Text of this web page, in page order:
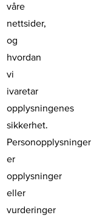
våre
nettsider,
og
hvordan
vi
ivaretar
opplysningenes
sikkerhet.
Personopplysninger
er
opplysninger
eller
vurderinger